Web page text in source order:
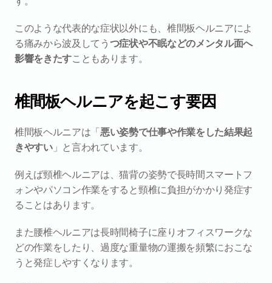
このような代表的な症状以外にも、椎間板ヘルニアによ
る痛みから波及してう つ症状や不眠などのメンタル面へ
影響をきたすこともあります。
椎間板ヘルニアを起こす要因
椎間板ヘルニアは「悪い姿勢で仕事や作業をした結果起
きやすい」と言われています。
例えば頸椎ヘルニアは、猫背の姿勢で長時間スマートフ
ォンやパソコン作業をすると頸椎に負担がかかり発症す
ることはあります。
また腰椎ヘルニアは長時間椅子に座りオフィスワークな
どの作業をしたり、過度な重量物の運搬を頻繁におこな
うと発症しやすくなります。